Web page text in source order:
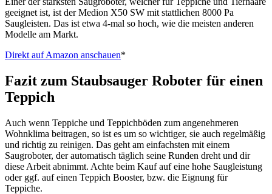
geeignet ist, ist der Medion X50 SW mit stattlichen 8000 Pa
Saugleisten. Das ist etwa 4-mal so hoch, wie die meisten anderen
Modelle am Markt.
Direkt auf Amazon anschauen*
Fazit zum Staubsauger Roboter für einen
Teppich
Auch wenn Teppiche und Teppichböden zum angenehmeren
Wohnklima beitragen, so ist es um so wichtiger, sie auch regelmäßig
und richtig zu reinigen. Das geht am einfachsten mit einem
Saugroboter, der automatisch täglich seine Runden dreht und dir
diese Arbeit abnimmt. Achte beim Kauf auf eine hohe Saugleistung
oder ggf. auf einen Teppich Booster, bzw. die Eignung für
Teppiche.